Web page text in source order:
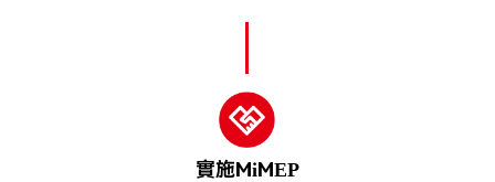
實施MiMEP